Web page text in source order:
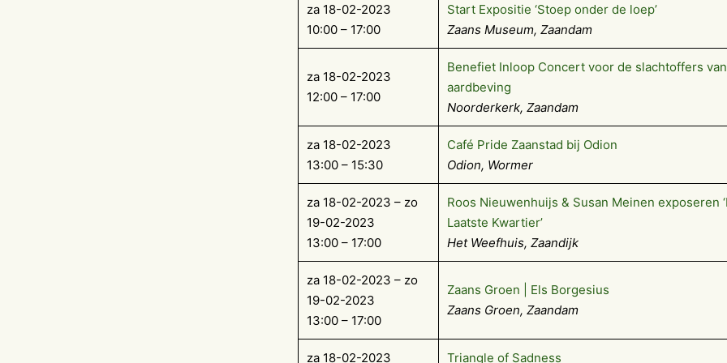
za 18-02-2023
10:00 – 17:00
Start Expositie ‘Stoep onder de loep’
Zaans Museum, Zaandam
za 18-02-2023
12:00 – 17:00
Benefiet Inloop Concert voor de slachtoffers
aardbeving
Noorderkerk, Zaandam
za 18-02-2023
13:00 – 15:30
Café Pride Zaanstad bij Odion
Odion, Wormer
za 18-02-2023 – zo
19-02-2023
13:00 – 17:00
Roos Nieuwenhuijs & Susan Meinen exposeren
Laatste Kwartier’
Het Weefhuis, Zaandijk
za 18-02-2023 – zo
19-02-2023
13:00 – 17:00
Zaans Groen | Els Borgesius
Zaans Groen, Zaandam
za 18-02-2023 Triangle of Sadness